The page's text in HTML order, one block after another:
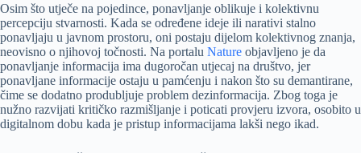
Osim što utječe na pojedince, ponavljanje oblikuje i kolektivnu
percepciju stvarnosti. Kada se određene ideje ili narativi stalno
ponavljaju u javnom prostoru, oni postaju dijelom kolektivnog znanja,
neovisno o njihovoj točnosti. Na portalu Nature objavljeno je da
ponavljanje informacija ima dugoročan utjecaj na društvo, jer
ponavljane informacije ostaju u pamćenju i nakon što su demantirane,
čime se dodatno produbljuje problem dezinformacija. Zbog toga je
nužno razvijati kritičko razmišljanje i poticati provjeru izvora, osobito u
digitalnom dobu kada je pristup informacijama lakši nego ikad.